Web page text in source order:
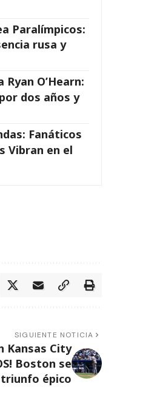
Paralímpicos:
rusa y
O’Hearn:
dos años y
Fanáticos
Vibran en el
SIGUIENTE NOTICIA
Kansas City
Boston se
épico